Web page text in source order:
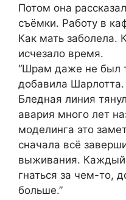
Потом она
съёмки. Работу в
Как мать заболела.
исчезало время.
“Шрам даже не был
добавила Шарлотта.
Бледная линия
авария много лет
моделинга это
сначала всё
выживания. Каждый
гнаться за чем-то,
больше.”